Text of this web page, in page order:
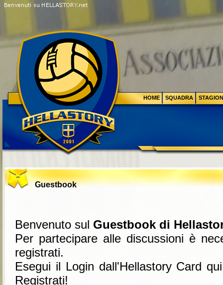
Guestbook
Benvenuto sul Guestbook di
Per partecipare alle discussioni è
registrati.
Esegui il Login dall'Hellastory Card
Registrati!
HOME SQUADRA